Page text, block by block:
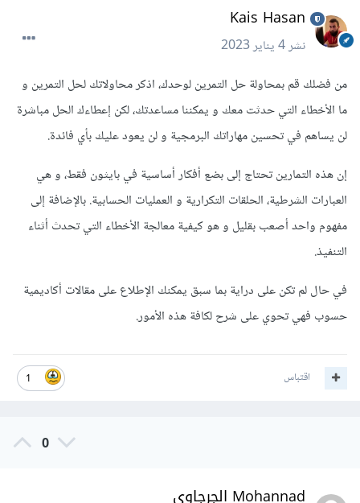
Kais Hasan
نشر4 يناير 2023
من فضلك قم بمحاولة حل التمرين لوحدك، اذكر محاولاتك لحل التمرين و
ما الأخطاء التي حدثت معك و يمكننا مساعدتك، لكن إعطاءك الحل مباشرة
لن يساهم في تحسين مهاراتك البرمجية و لن يعود عليك بأي فائدة.
إن هذه التمارين تحتاج إلى بضع أفكار أساسية في بايثون فقط، و هي
العبارات الشرطية، الحلقات التكرارية و العمليات الحسابية. بالإضافة إلى
مفهوم واحد أصعب بقليل و هو كيفية معالجة الأخطاء التي تحدث أثناء
التنفيذ.
في حال لم تكن على دراية بما سبق يمكنك الإطلاع على مقالات أكاديمية
حسوب فهي تحوي على شرح لكافة هذه الأمور.
1 اقتباس
0
Mohannad الجرجاوي